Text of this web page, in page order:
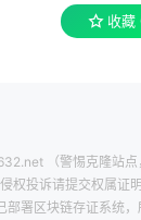
收藏
（警惕克隆站点
权投诉请提交权属证
署区块链存证系统